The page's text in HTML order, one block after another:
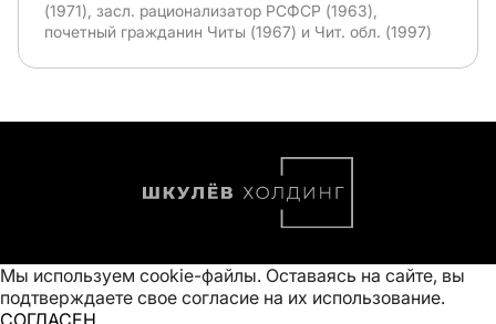
(1971), засл. рационализатор РСФСР (1963),
почетный гражданин Читы (1967) и Чит. обл. (1997)
Мы используем cookie-файлы. Оставаясь на сайте, вы
подтверждаете свое согласие на их использование.
СОГЛАСЕН